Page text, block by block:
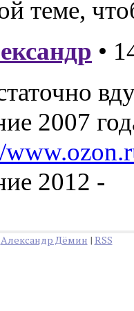
Александр Дëмин | RSS